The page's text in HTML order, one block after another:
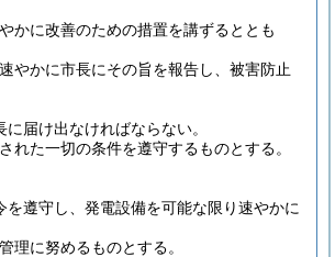
かに改善のための措置を講ずるととも
やかに市長にその旨を報告し、被害防止
届け出なければならない。
た一切の条件を遵守するものとする。
を遵守し、発電設備を可能な限り速やかに
理に努めるものとする。